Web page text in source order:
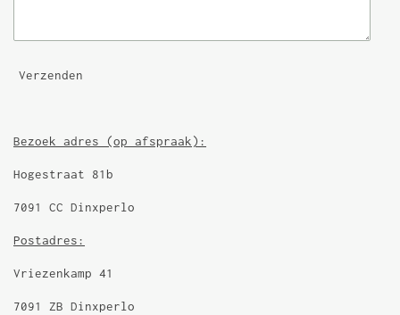
Verzenden
Bezoek adres (op afspraak):
Hogestraat 81b
7091 CC Dinxperlo
Postadres:
Vriezenkamp 41
7091 ZB Dinxperlo